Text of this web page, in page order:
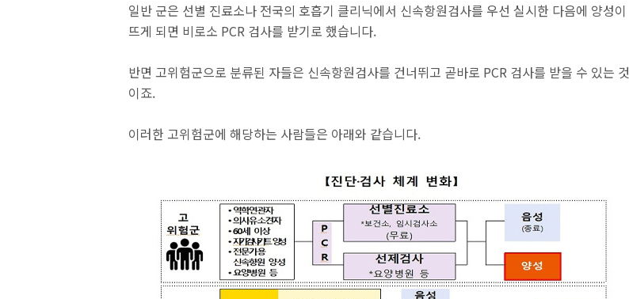
일반 군은 선별 진료소나 전국의 호흡기 클리닉에서 신속항원검사를 우선 실시한 다음에 양성이
뜨게 되면 비로소 PCR 검사를 받기로 했습니다.
반면 고위험군으로 분류된 자들은 신속항원검사를 건너뛰고 곧바로 PCR 검사를 받을 수 있는 것
이죠.
이러한 고위험군에 해당하는 사람들은 아래와 같습니다.